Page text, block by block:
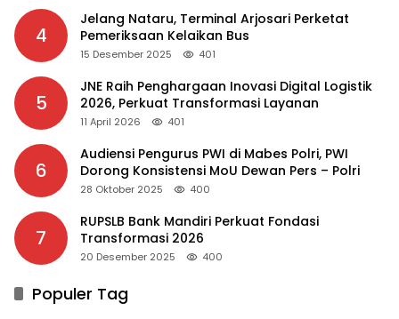
4
Jelang Nataru, Terminal Arjosari Perketat
Pemeriksaan Kelaikan Bus
15 Desember 2025 401
5
JNE Raih Penghargaan Inovasi Digital Logistik
2026, Perkuat Transformasi Layanan
11 April 2026 401
6
Audiensi Pengurus PWI di Mabes Polri, PWI
Dorong Konsistensi MoU Dewan Pers – Polri
28 Oktober 2025 400
7
RUPSLB Bank Mandiri Perkuat Fondasi
Transformasi 2026
20 Desember 2025 400
Populer Tag